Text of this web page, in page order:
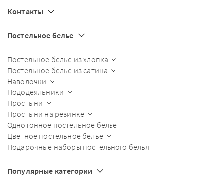
Контакты
Постельное белье
Постельное белье из хлопка
Постельное белье из сатина
Наволочки
Пододеяльники
Простыни
Простыни на резинке
Однотонное постельное белье
Цветное постельное белье
Подарочные наборы постельного белья
Популярные категории